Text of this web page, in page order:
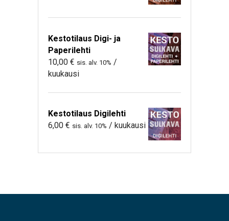
Kestotilaus Digi- ja
Paperilehti
10,00 € sis. alv. 10% /
kuukausi
Kestotilaus Digilehti
6,00 € sis. alv. 10% / kuukausi